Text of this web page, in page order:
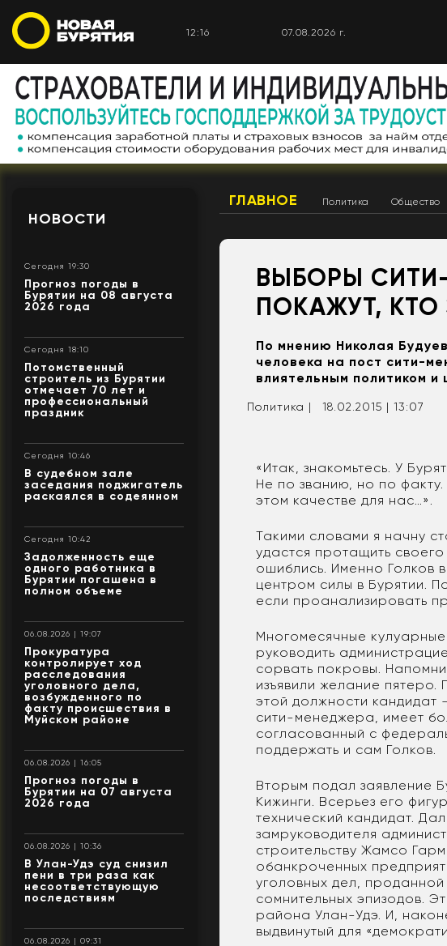
12:16 07.08.2026 г.
НОВОСТИ
Сегодня 19:30
Прогноз погоды в
Бурятии на 08 августа
2026 года
Сегодня 18:10
Потомственный
строитель из Бурятии
отмечает 70 лет и
профессиональный
праздник
Сегодня 10:46
В судебном зале
заседания поджигатель
раскаялся в содеянном
Сегодня 10:42
Задолженность еще
одного работника в
Бурятии погашена в
полном объеме
06.08.2026 | 19:07
Прокуратура
контролирует ход
расследования
уголовного дела,
возбужденного по
факту происшествия в
Муйском районе
06.08.2026 | 16:05
Прогноз погоды в
Бурятии на 07 августа
2026 года
06.08.2026 | 10:36
В Улан-Удэ суд снизил
пени в три раза как
несоответствующую
последствиям
06.08.2026 | 09:31
ГЛАВНОЕ Политика Общество
ВЫБОРЫ
ПОКАЖУТ, КТО
По мнению Николая
человека на пост сити-
влиятельным политиком
Политика | 18.02.2015 | 13:07
«Итак, знакомьтесь. У
Не по званию, но по
этом качестве для нас…».
Такими словами я начну
удастся протащить
ошиблись. Именно Голков
центром силы в Бурятии.
если проанализировать
Многомесячные
руководить
сорвать покровы.
изъявили желание
этой должности кандидат
сити-менеджера, имеет
согласованный с
поддержать и сам Голков.
Вторым подал заявление
Кижинги. Всерьез его
технический кандидат.
замруководителя
строительству Жамсо
обанкроченных
уголовных дел,
сомнительных эпизодов.
района Улан-Удэ. И,
выдвинутый для